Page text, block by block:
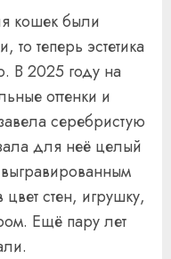
кошек были
то теперь эстетика
В 2025 году на
оттенки и
серебристую
для неё целый
стен, игрушку,
Ещё пару лет